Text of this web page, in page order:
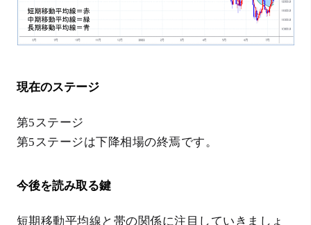
現在のステージ
第5ステージ
第5ステージは下降相場の終焉です。
今後を読み取る鍵
短期移動平均線と帯の関係に注目していきましょ